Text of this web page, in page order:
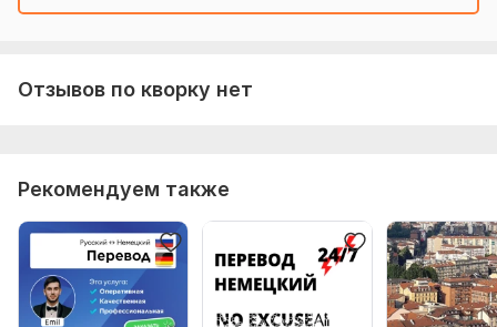
Отзывов по кворку нет
Рекомендуем также